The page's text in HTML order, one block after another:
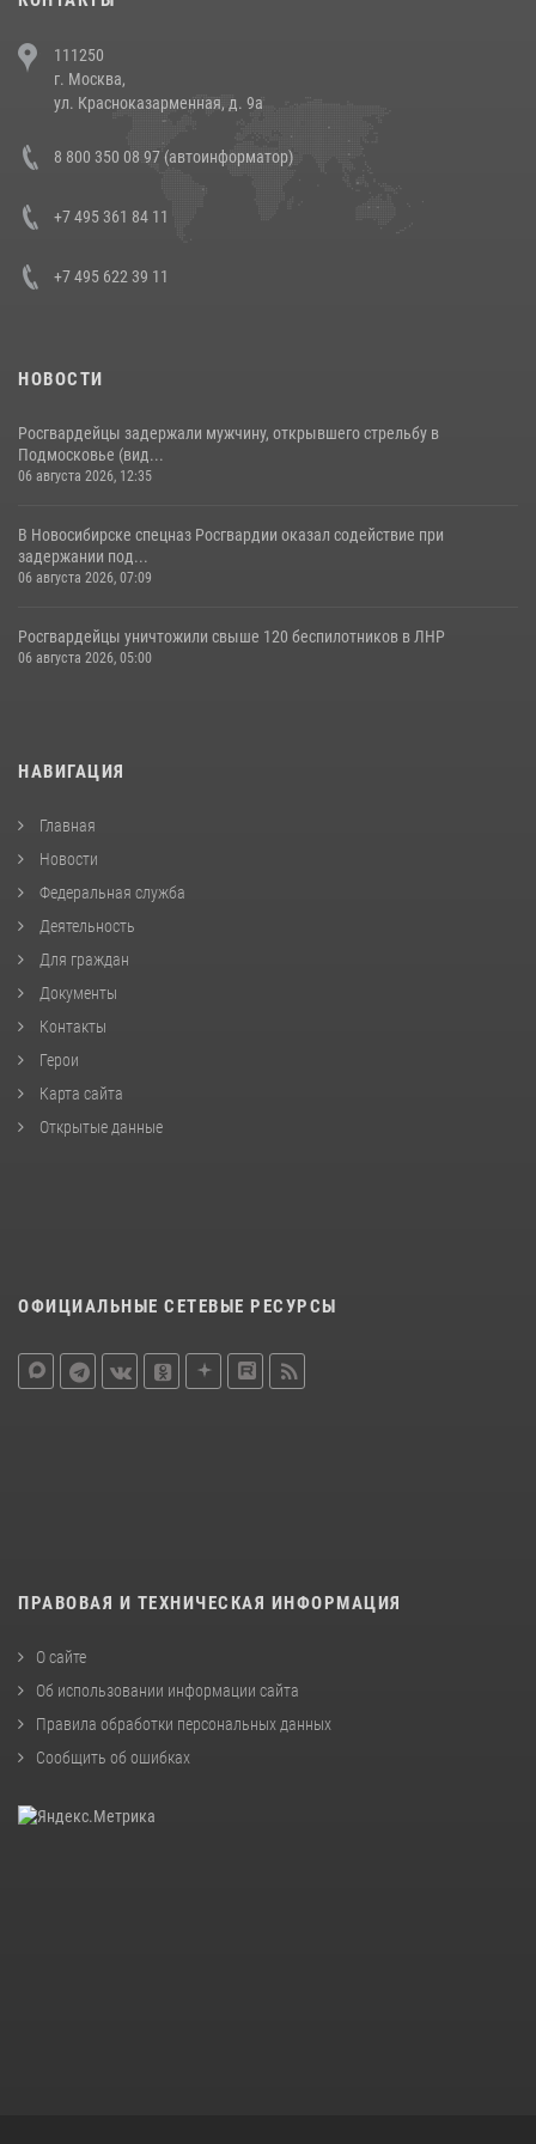
напавших на бригаду скорой помощи (видео)
14 июля 2026, 12:20
В Росгвардии прошла военно-научная конференция по обобщению
боевого опыта
111250
г. Москва,
ул. Красноказарменная, д. 9а
8 800 350 08 97 (автоинформатор)
+7 495 361 84 11
+7 495 622 39 11
НОВОСТИ
Росгвардейцы задержали мужчину, открывшего стрельбу в
Подмосковье (вид...
06 августа 2026, 12:35
В Новосибирске спецназ Росгвардии оказал содействие при
задержании под...
06 августа 2026, 07:09
Росгвардейцы уничтожили свыше 120 беспилотников в ЛНР
06 августа 2026, 05:00
НАВИГАЦИЯ
Главная
Новости
Федеральная служба
Деятельность
Для граждан
Документы
Контакты
Герои
Карта сайта
Открытые данные
ОФИЦИАЛЬНЫЕ СЕТЕВЫЕ РЕСУРСЫ
ПРАВОВАЯ И ТЕХНИЧЕСКАЯ ИНФОРМАЦИЯ
О сайте
Об использовании информации сайта
Правила обработки персональных данных
Сообщить об ошибках